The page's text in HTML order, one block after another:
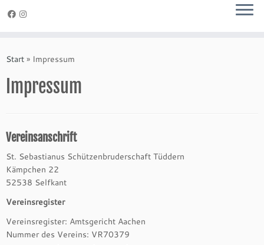
Inhalt
Start » Impressum
Impressum
Vereinsanschrift
St. Sebastianus Schützenbruderschaft Tüddern
Kämpchen 22
52538 Selfkant
Vereinsregister
Vereinsregister: Amtsgericht Aachen
Nummer des Vereins: VR70379